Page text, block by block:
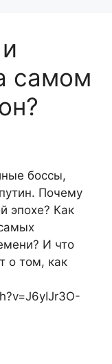
самом
боссы,
Почему
эпохе? Как
И что
о том, как